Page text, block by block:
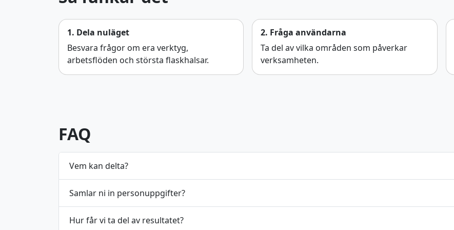
1. Dela nuläget
Besvara frågor om era verktyg,
arbetsflöden och största flaskhalsar.
2. Fråga användarna
Ta del av vilka områden som påverkar
verksamheten.
FAQ
Vem kan delta?
Samlar ni in personuppgifter?
Hur får vi ta del av resultatet?